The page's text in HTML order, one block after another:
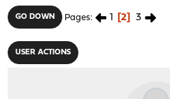
GO DOWN Pages 1 2 3
USER ACTIONS